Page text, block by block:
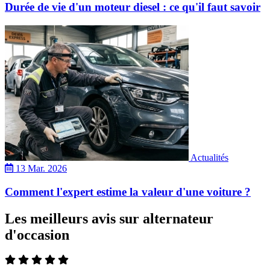
Durée de vie d'un moteur diesel : ce qu'il faut savoir
Actualités
13 Mar. 2026
Comment l'expert estime la valeur d'une voiture ?
Les meilleurs avis sur alternateur
d'occasion